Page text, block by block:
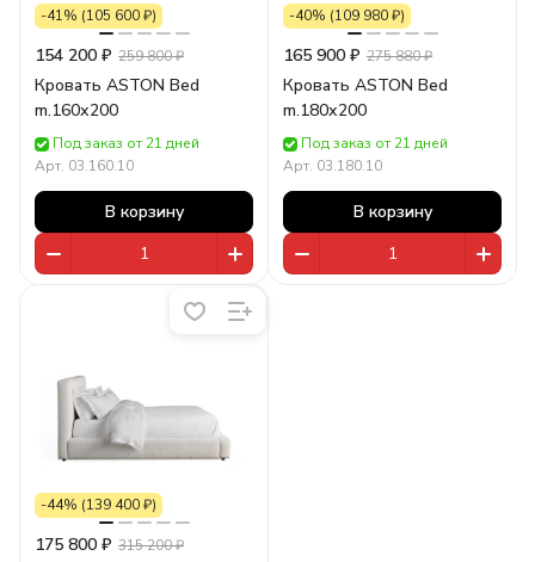
-41% (105 600 ₽)
154 200 ₽ 259 800 ₽
Кровать ASTON Bed
m.160х200
Под заказ от 21 дней
Арт. 03.160.10
В корзину
-40% (109 980 ₽)
165 900 ₽ 275 880 ₽
Кровать ASTON Bed
m.180х200
Под заказ от 21 дней
Арт. 03.180.10
В корзину
-44% (139 400 ₽)
175 800 ₽ 315 200 ₽